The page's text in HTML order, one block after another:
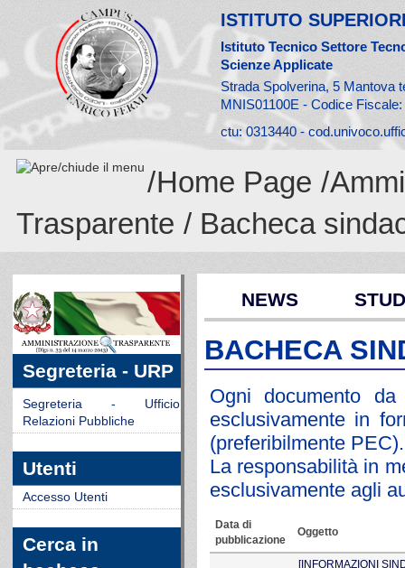
ISTITUTO
Istituto Tecnico Settore
Scienze Applicate
Strada Spolverina, 5 Mantova
MNIS01100E - Codice
ctu: 0313440 -
/Home Page /
Trasparente / Bacheca
Segreteria - URP
Segreteria - Ufficio
Relazioni Pubbliche
Utenti
Accesso Utenti
Cerca in
NEWS
BACHECA
Ogni documento
esclusivamente in
(preferibilmente PEC).
La responsabilità in
esclusivamente agli
Data di
pubblicazione
Oggetto
[INFORMAZIONI